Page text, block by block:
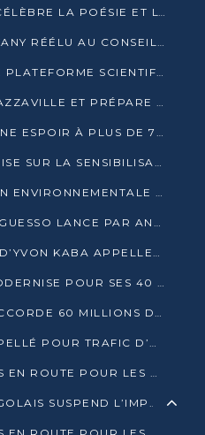
STIVEN MAGE MAKANGA CÉLÈBRE LA POÉSIE ET L’HUMAIN AVEC SON RECUEIL “HECTARE”
PR. ROGER ARMAND MAKANY RÉÉLU AU CONSEIL DE L’AUF
ÉNERGIE : UNE NOUVELLE PLATEFORME SCIENTIFIQUE POUR LA TRANSITION ÉNERGÉTIQUE EN AFRIQUE CENTRALE
GOZEM DÉBARQUE À BRAZZAVILLE ET PRÉPARE SON ARRIVÉE À POINTE-NOIRE
L’ESPACE OPOKO REDONNE ESPOIR À PLUS DE 775 ÉLÈVES AUTOCHTONES DANS LE NORD DU CONGO
PAUL VALISE MATOMBÉ MISE SUR LA SENSIBILISATION POUR ÉRAQUER LE GRAND BANDITISME
UNE NOUVELLE DIRECTION ENVIRONNEMENTALE POUR RENFORCER LA GESTION DES DONNÉES AU CONGO
LE PRÉSIDENT SASSOU N’GUESSO LANCE PAR ANTICIPATION LA 39ÈME JOURNÉE NATIONALE DE L’ARBRE
L’ASSOCIATION LES AMIS D’YVON KABA APPELLENT DENIS SASSOU N’GUESSO À SE PORTER CANDIDAT
CONGO : LE BCBTP SE MODERNISE POUR SES 40 ANS D’EXISTENCE
LA BANQUE MONDIALE ACCORDE 60 MILLIONS DE DOLLARS POUR LA RÉSILIENCE URBAINE AU CONGO
NKAYI : UN HOMME INTERPELLÉ POUR TRAFIC D’UN BÉBÉ CHIMPANZÉ
55 ÉTUDIANTS CONGOLAIS EN ROUTE POUR LES UNIVERSITÉS ALGÉRIENNES
LE GOUVERNEMENT CONGOLAIS SUSPEND L’IMPORTATION DES MACHETTES ET DES MOTOS